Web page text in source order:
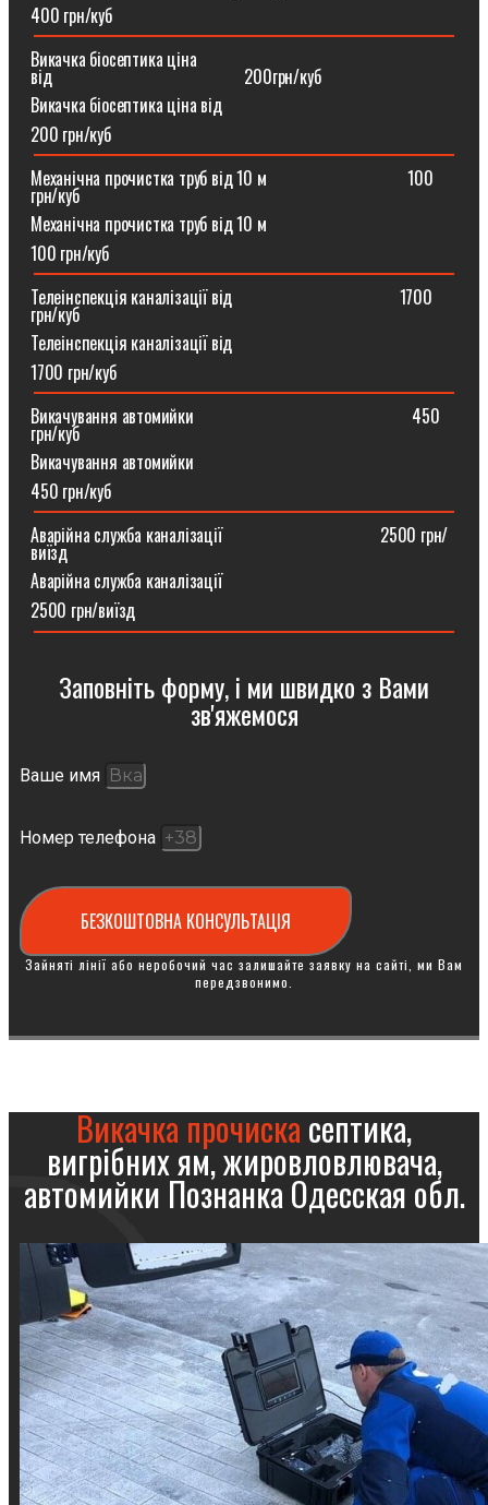
400 грн/куб
Викачка біосептика ціна
від⠀⠀⠀⠀⠀⠀⠀⠀⠀⠀⠀⠀⠀⠀⠀200грн/куб
Викачка біосептика ціна від
200 грн/куб
Механічна прочистка труб від 10 м⠀⠀⠀⠀⠀⠀⠀⠀⠀⠀⠀100
грн/куб
Механічна прочистка труб від 10 м
100 грн/куб
Телеінспекція каналізації від⠀⠀⠀⠀⠀⠀⠀⠀⠀⠀⠀⠀⠀1700
грн/куб
Телеінспекція каналізації від
1700 грн/куб
Викачування автомийки⠀⠀⠀⠀⠀⠀⠀⠀⠀⠀⠀⠀⠀⠀⠀⠀⠀450
грн/куб
Викачування автомийки
450 грн/куб
Аварійна служба каналізації ⠀⠀⠀⠀⠀⠀⠀⠀⠀⠀⠀⠀2500 грн/
виїзд
Аварійна служба каналізації
2500 грн/виїзд
Заповніть форму, і ми швидко з Вами
зв'яжемося
Ваше имя
Номер телефона
БЕЗКОШТОВНА КОНСУЛЬТАЦІЯ
Зайняті лінії або неробочий час залишайте заявку на сайті, ми Вам
передзвонимо.
Викачка прочискасептика,
вигрібних ям, жировловлювача,
автомийки Познанка Одесская обл.